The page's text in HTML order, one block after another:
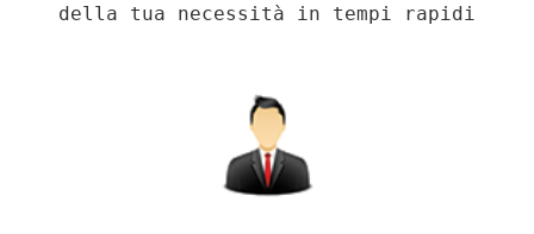
della tua necessità in tempi rapidi